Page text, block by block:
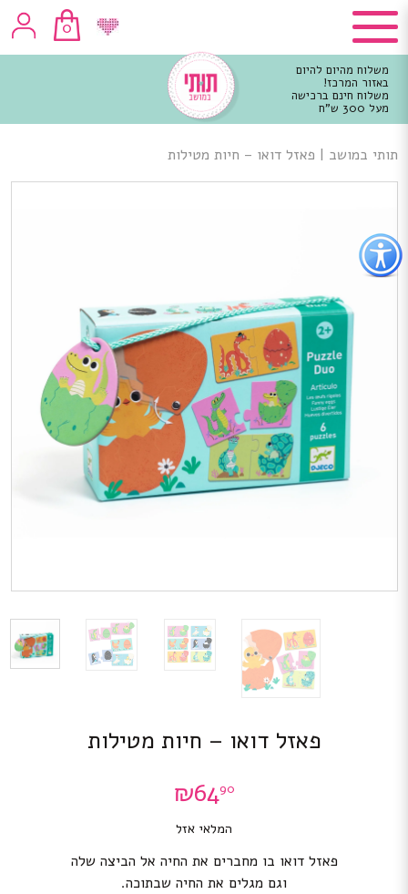
כפתור
לפתיחת
תפריט
נגישות
0
משלוח מהיום להיום
באזור המרכז!
משלוח חינם ברכישה
מעל 300 ש"ח
מרכזי
תותי במושב | פאזל דואו – חיות מטילות
פאזל דואו – חיות מטילות
₪6490
המלאי אזל
פאזל דואו בו מחברים את החיה אל הביצה שלה
וגם מגלים את החיה שבתוכה.